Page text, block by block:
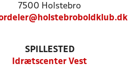
7500 Holstebro
SPILLESTED
Idrætscenter Vest